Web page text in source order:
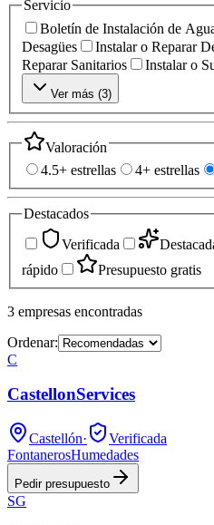
Servicio
Boletín de Instalación de
Desagües
Instalar o Reparar
Reparar Sanitarios
Instalar o
Ver más (3)
Valoración
4.5+ estrellas
4+ estrellas
Destacados
Verificada
rápido
Presupuesto gratis
3 empresas encontradas
Ordenar:
C
CastellonServices
Castellón·
Verificada
FontanerosHumedades
Pedir presupuesto
SG